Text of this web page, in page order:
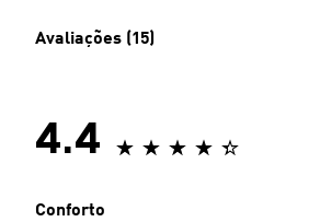
Avaliações (15)
4.4
Conforto